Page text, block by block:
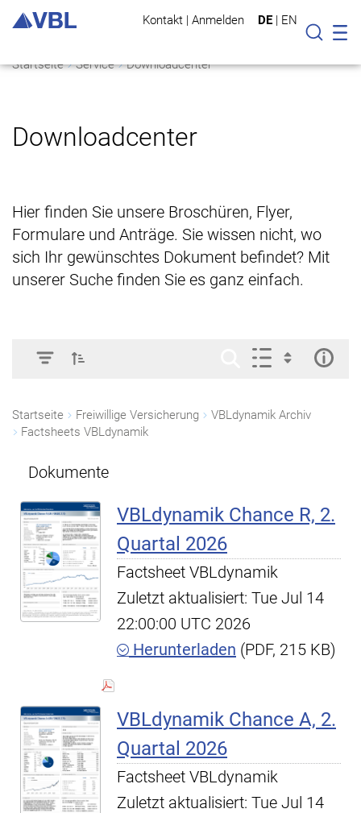
Kontakt | Anmelden DE | EN
Suche
Startseite Service Downloadcenter
Downloadcenter
Hier finden Sie unsere Broschüren, Flyer,
Formulare und Anträge. Sie wissen nicht, wo
sich Ihr gewünschtes Dokument befindet? Mit
unserer Suche finden Sie es ganz einfach.
Startseite Freiwillige Versicherung
VBLdynamik Archiv
Factsheets VBLdynamik
Dokumente
VBLdynamik Chance R, 2.
Quartal 2026
Factsheet VBLdynamik
Zuletzt aktualisiert: Tue Jul 14
22:00:00 UTC 2026
Herunterladen (PDF, 215 KB)
VBLdynamik Chance A, 2.
Quartal 2026
Factsheet VBLdynamik
Zuletzt aktualisiert: Tue Jul 14